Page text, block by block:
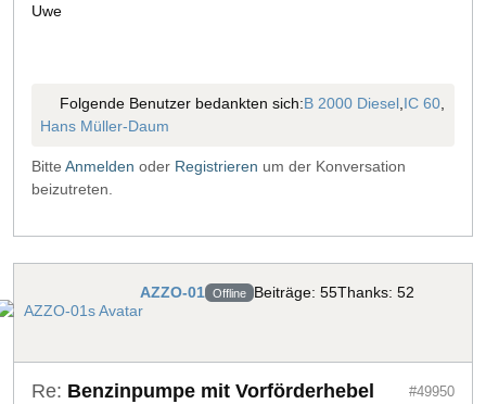
Uwe
Folgende Benutzer bedankten sich:B 2000 Diesel, IC 60,
Hans Müller-Daum
Bitte Anmelden oder Registrieren um der Konversation
beizutreten.
AZZO-01 Offline Beiträge: 55Thanks: 52
Re: Benzinpumpe mit Vorförderhebel #49950